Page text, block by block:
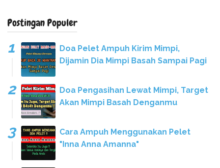
Postingan Populer
Doa Pelet Ampuh Kirim Mimpi,
Dijamin Dia Mimpi Basah Sampai Pagi
Doa Pengasihan Lewat Mimpi, Target
Akan Mimpi Basah Denganmu
Cara Ampuh Menggunakan Pelet
"Inna Anna Amanna"